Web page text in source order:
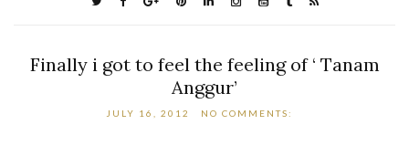
Finally i got to feel the feeling of ‘ Tanam
Anggur’
JULY 16, 2012 NO COMMENTS: